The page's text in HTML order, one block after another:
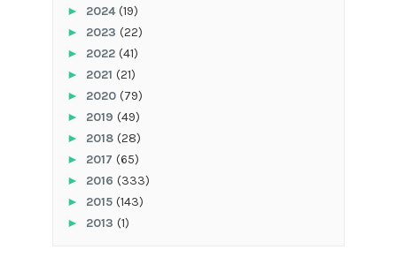
► 2024(19)
► 2023 (22)
► 2022 (41)
► 2021 (21)
► 2020 (79)
► 2019 (49)
► 2018 (28)
► 2017 (65)
► 2016 (333)
► 2015 (143)
► 2013 (1)